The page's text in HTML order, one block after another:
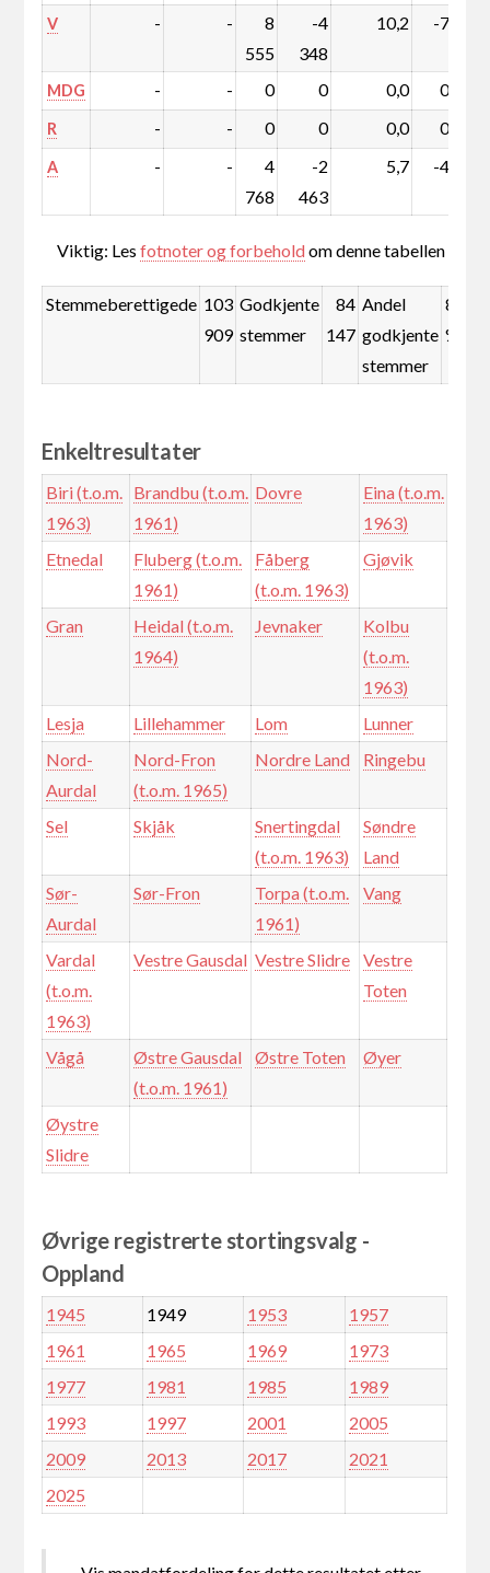
V - -
8
555
-4
348
10,2 -7,2
MDG - - 0 0 0,0 0,0
R - - 0 0 0,0 0,0
A - -
4
768
-2
463
5,7 -4,0
Viktig: Lesfotnoter og forbeholdom denne tabellen
Stemmeberettigede 103
909
Godkjente
stemmer
84
147
Andel
godkjente
stemmer
81,0
%
Enkeltresultater
Biri (t.o.m.
1963)
Brandbu (t.o.m.
1961)
Dovre
Eina (t.o.m.
1963)
Etnedal
Fluberg (t.o.m.
1961)
Fåberg
(t.o.m. 1963)
Gjøvik
Gran
Heidal (t.o.m.
1964)
Jevnaker
Kolbu
(t.o.m.
1963)
Lesja
Lillehammer Lom
Lunner
Nord-
Aurdal
Nord-Fron
(t.o.m. 1965)
Nordre Land Ringebu
Sel Skjåk
Snertingdal
(t.o.m. 1963)
Søndre
Land
Sør-
Aurdal
Sør-Fron
Torpa (t.o.m.
1961)
Vang
Vardal
(t.o.m.
1963)
Vestre Gausdal Vestre Slidre
Vestre
Toten
Vågå
Østre Gausdal
(t.o.m. 1961)
Østre Toten Øyer
Øystre
Slidre
Øvrige registrerte stortingsvalg -
Oppland
1945 1949 1953
1957
1961
1965 1969
1973
1977
1981 1985
1989
1993
1997 2001
2005
2009
2013 2017
2021
2025